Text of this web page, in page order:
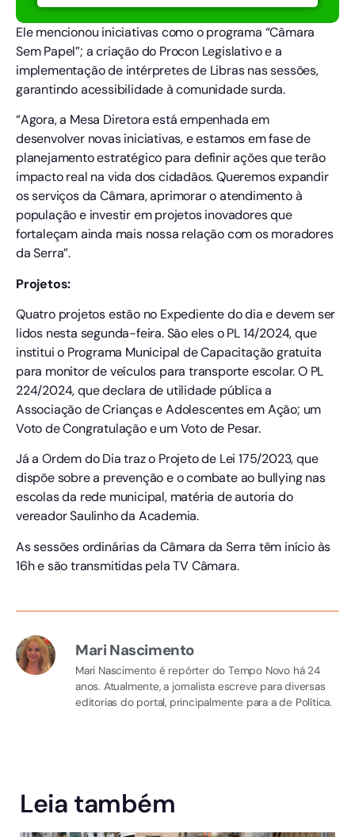
Ele mencionou iniciativas como o programa “Câmara
Sem Papel”; a criação do Procon Legislativo e a
implementação de intérpretes de Libras nas sessões,
garantindo acessibilidade à comunidade surda.
“Agora, a Mesa Diretora está empenhada em
desenvolver novas iniciativas, e estamos em fase de
planejamento estratégico para definir ações que terão
impacto real na vida dos cidadãos. Queremos expandir
os serviços da Câmara, aprimorar o atendimento à
população e investir em projetos inovadores que
fortaleçam ainda mais nossa relação com os moradores
da Serra”.
Projetos:
Quatro projetos estão no Expediente do dia e devem ser
lidos nesta segunda-feira. São eles o PL 14/2024, que
institui o Programa Municipal de Capacitação gratuita
para monitor de veículos para transporte escolar. O PL
224/2024, que declara de utilidade pública a
Associação de Crianças e Adolescentes em Ação; um
Voto de Congratulação e um Voto de Pesar.
Já a Ordem do Dia traz o Projeto de Lei 175/2023, que
dispõe sobre a prevenção e o combate ao bullying nas
escolas da rede municipal, matéria de autoria do
vereador Saulinho da Academia.
As sessões ordinárias da Câmara da Serra têm início às
16h e são transmitidas pela TV Câmara.
Mari Nascimento
Mari Nascimento é repórter do Tempo Novo há 24
anos. Atualmente, a jornalista escreve para diversas
editorias do portal, principalmente para a de Política.
Leia também